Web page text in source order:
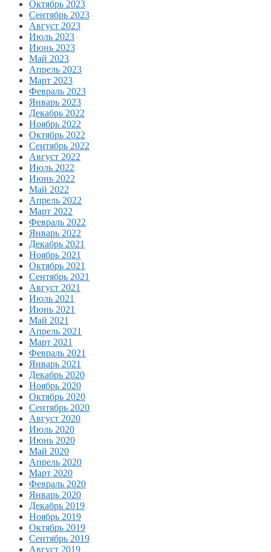
Октябрь 2023
Сентябрь 2023
Август 2023
Июль 2023
Июнь 2023
Май 2023
Апрель 2023
Март 2023
Февраль 2023
Январь 2023
Декабрь 2022
Ноябрь 2022
Октябрь 2022
Сентябрь 2022
Август 2022
Июль 2022
Июнь 2022
Май 2022
Апрель 2022
Март 2022
Февраль 2022
Январь 2022
Декабрь 2021
Ноябрь 2021
Октябрь 2021
Сентябрь 2021
Август 2021
Июль 2021
Июнь 2021
Май 2021
Апрель 2021
Март 2021
Февраль 2021
Январь 2021
Декабрь 2020
Ноябрь 2020
Октябрь 2020
Сентябрь 2020
Август 2020
Июль 2020
Июнь 2020
Май 2020
Апрель 2020
Март 2020
Февраль 2020
Январь 2020
Декабрь 2019
Ноябрь 2019
Октябрь 2019
Сентябрь 2019
Август 2019